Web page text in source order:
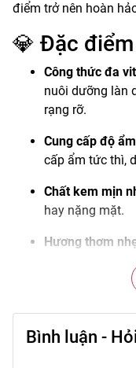
điểm trở nên hoàn
💎 Đặc
Công thức đa
nuôi dưỡng làn
rạng rỡ.
Cung cấp độ
cấp ẩm tức thì,
Chất kem mịn
hay nặng mặt.
Hương thơm
thư giãn khi sử
Bao bì dạng
mang theo khi
🌼 Công
Bình luận -